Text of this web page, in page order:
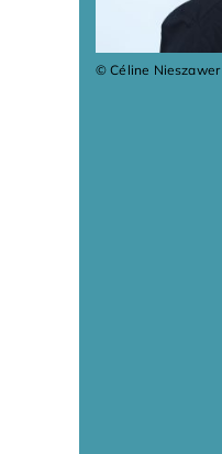
© Céline Nieszawer